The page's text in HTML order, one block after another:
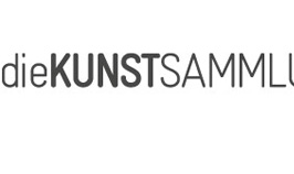
[1]
[2]
Links
[3]
mit
Kontaktdaten